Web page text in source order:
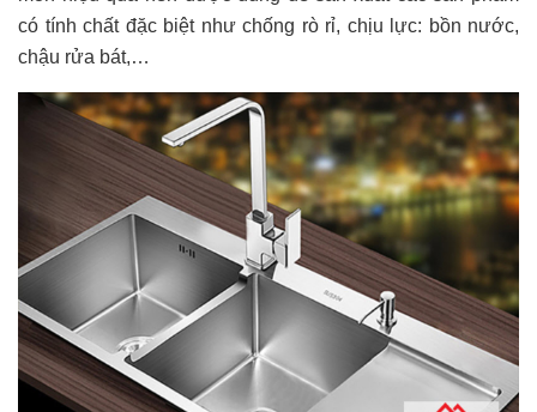
có tính chất đặc biệt như chống rò rỉ, chịu lực: bồn nước,
chậu rửa bát,…